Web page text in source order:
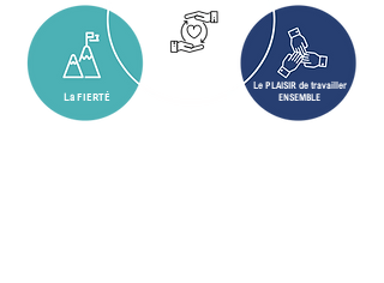
Le PLAISIR de travailler
ENSEMBLE
LaFIERTÉ